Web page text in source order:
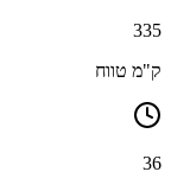
335
ק"מ טווח
36